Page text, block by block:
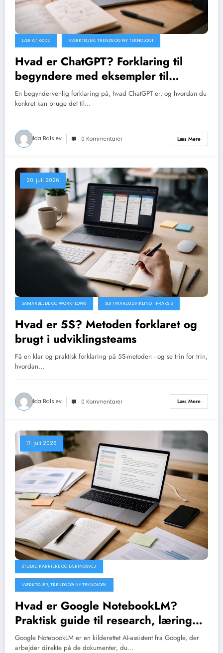
LÆR AT KODE VÆRKTØJER, TRENDS OG NY TEKNOLOGI
Hvad er ChatGPT? Forklaring til
begyndere med eksempler til
kodning
En begyndervenlig forklaring på, hvad ChatGPT er, og hvordan du
konkret kan bruge det til…
Ida Balslev 0 Kommentarer Læs Mere
20. juli 2026
SAMARBEJDE OG WORKFLOWS SOFTWAREUDVIKLING I PRAKSIS
Hvad er 5S? Metoden forklaret og
brugt i udviklingsteams
Få en klar og praktisk forklaring på 5S-metoden - og se trin for trin,
hvordan…
Ida Balslev 0 Kommentarer Læs Mere
17. juli 2026
STUDIE, KARRIERE OG LÆRINGSVEJ
VÆRKTØJER, TRENDS OG NY TEKNOLOGI
Hvad er Google NotebookLM?
Praktisk guide til research, læring
og dokumentation
Google NotebookLM er en kilderettet AI-assistent fra Google, der
arbejder direkte på de dokumenter, du…